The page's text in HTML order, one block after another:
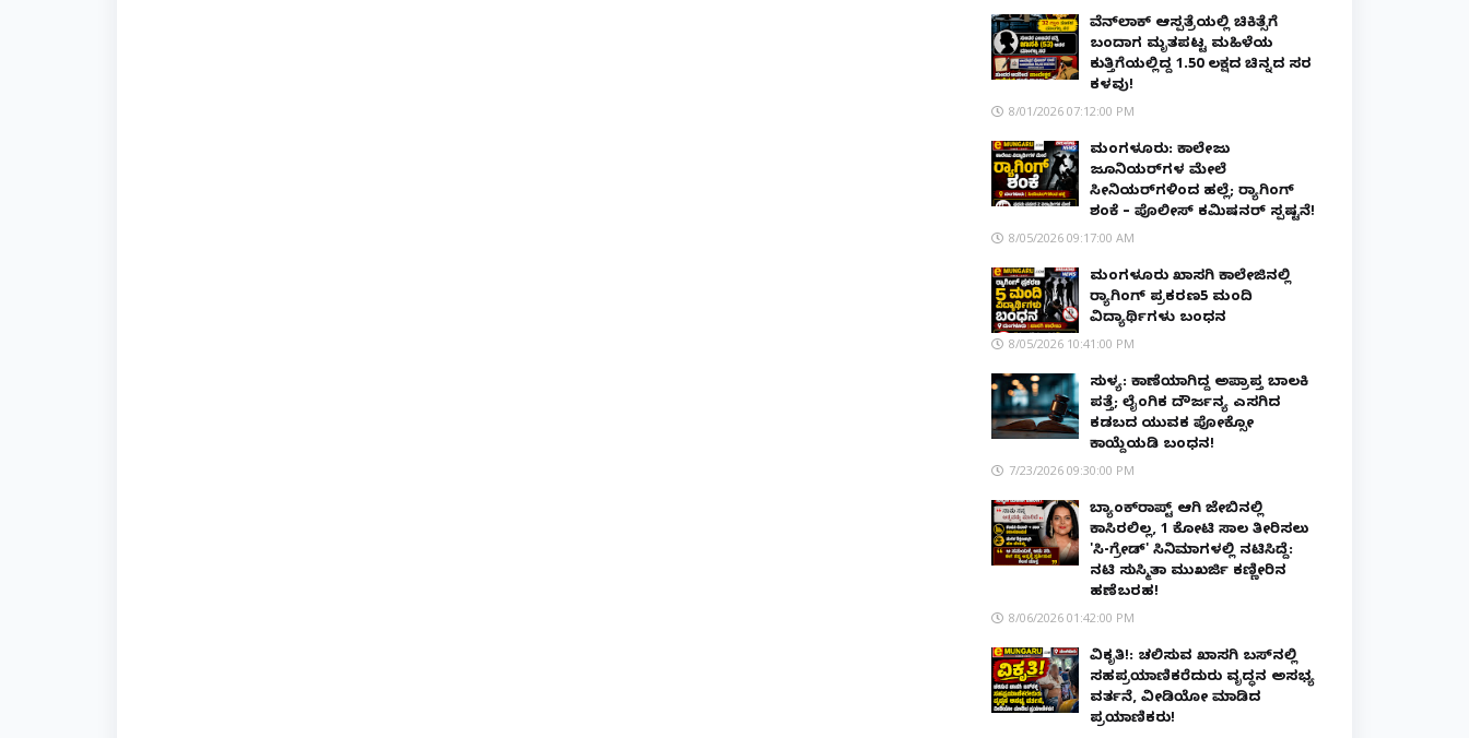
ವೆನ್‌ಲಾಕ್ ಆಸ್ಪತ್ರೆಯಲ್ಲಿ ಚಿಕಿತ್ಸೆಗೆ
ಬಂದಾಗ ಮೃತಪಟ್ಟ ಮಹಿಳೆಯ
ಕುತ್ತಿಗೆಯಲ್ಲಿದ್ದ ₹1.50 ಲಕ್ಷದ ಚಿನ್ನದ ಸರ
ಕಳವು!
8/01/2026 07:12:00 PM
ಮಂಗಳೂರು: ಕಾಲೇಜು
ಜೂನಿಯರ್‌ಗಳ ಮೇಲೆ
ಸೀನಿಯರ್‌ಗಳಿಂದ ಹಲ್ಲೆ; ರ‌್ಯಾಗಿಂಗ್
ಶಂಕೆ – ಪೊಲೀಸ್ ಕಮಿಷನರ್ ಸ್ಪಷ್ಟನೆ!
8/05/2026 09:17:00 AM
ಮಂಗಳೂರು ಖಾಸಗಿ ಕಾಲೇಜಿನಲ್ಲಿ
ರ‌್ಯಾಗಿಂಗ್ ಪ್ರಕರಣ5 ಮಂದಿ
ವಿದ್ಯಾರ್ಥಿಗಳು ಬಂಧನ
8/05/2026 10:41:00 PM
ಸುಳ್ಯ: ಕಾಣೆಯಾಗಿದ್ದ ಅಪ್ರಾಪ್ತ ಬಾಲಕಿ
ಪತ್ತೆ; ಲೈಂಗಿಕ ದೌರ್ಜನ್ಯ ಎಸಗಿದ
ಕಡಬದ ಯುವಕ ಪೋಕ್ಸೋ
ಕಾಯ್ದೆಯಡಿ ಬಂಧನ!
7/23/2026 09:30:00 PM
ಬ್ಯಾಂಕ್‌ರಾಪ್ಟ್‌ ಆಗಿ ಜೇಬಿನಲ್ಲಿ
ಕಾಸಿರಲಿಲ್ಲ, ₹1 ಕೋಟಿ ಸಾಲ ತೀರಿಸಲು
'ಸಿ-ಗ್ರೇಡ್' ಸಿನಿಮಾಗಳಲ್ಲಿ ನಟಿಸಿದ್ದೆ:
ನಟಿ ಸುಸ್ಮಿತಾ ಮುಖರ್ಜಿ ಕಣ್ಣೀರಿನ
ಹಣೆಬರಹ!
8/06/2026 01:42:00 PM
ವಿಕೃತಿ!: ಚಲಿಸುವ ಖಾಸಗಿ ಬಸ್‌ನಲ್ಲಿ
ಸಹಪ್ರಯಾಣಿಕರೆದುರು ವೃದ್ಧನ ಅಸಭ್ಯ
ವರ್ತನೆ, ವೀಡಿಯೋ ಮಾಡಿದ
ಪ್ರಯಾಣಿಕರು!